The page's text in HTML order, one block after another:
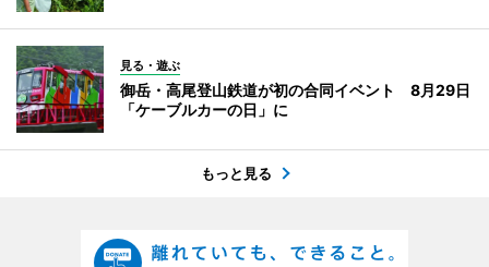
見る・遊ぶ
御岳・高尾登山鉄道が初の合同イベント 8月29日
「ケーブルカーの日」に
もっと見る